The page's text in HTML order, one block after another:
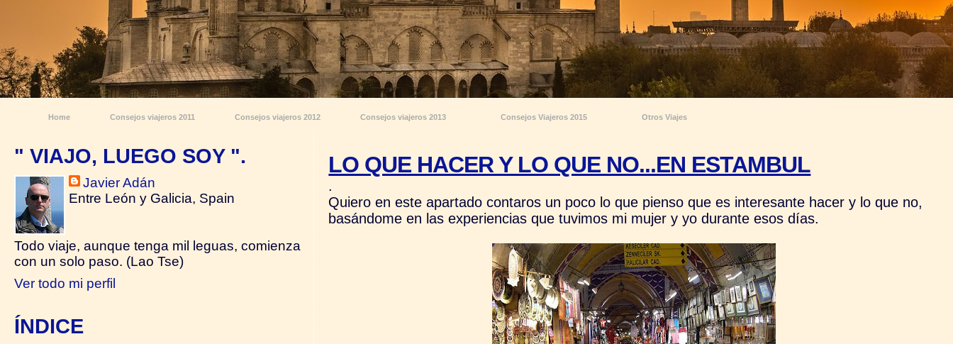
Home Consejos viajeros 2011 Consejos viajeros 2012 Consejos viajeros 2013 Consejos Viajeros 2015 Otros Viajes
LO QUE HACER Y LO QUE NO...EN ESTAMBUL
.
Quiero en este apartado contaros un poco lo que pienso que es interesante hacer y lo que no,
basándome en las experiencias que tuvimos mi mujer y yo durante esos días.
" VIAJO, LUEGO SOY ".
Javier Adán
Entre León y Galicia, Spain
Todo viaje, aunque tenga mil leguas, comienza
con un solo paso. (Lao Tse)
Ver todo mi perfil
ÍNDICE